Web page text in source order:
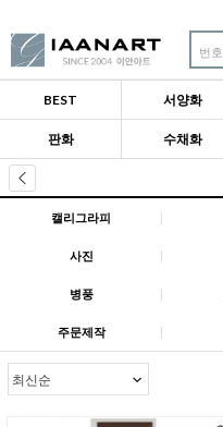
번
BEST 서양화
판화 수채화
캘리그라피 |
사진 |
병풍 |
주문제작 |